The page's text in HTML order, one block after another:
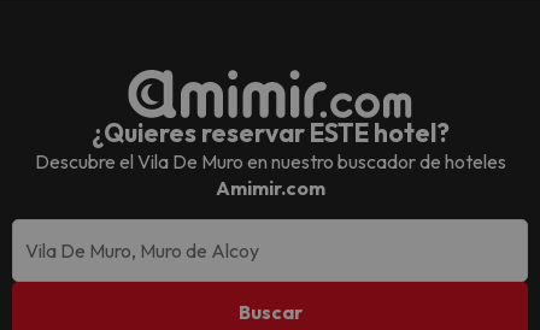
¿Quieres reservar ESTE hotel?
Descubre el Vila De Muro en nuestro buscador de hoteles
Amimir.com
Buscar